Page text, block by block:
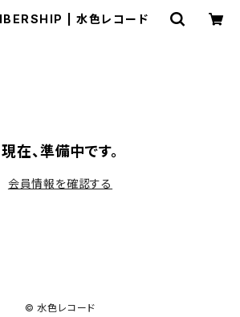
| 水色レコード
現在、準備中です。
会員情報を確認する
© 水色レコード